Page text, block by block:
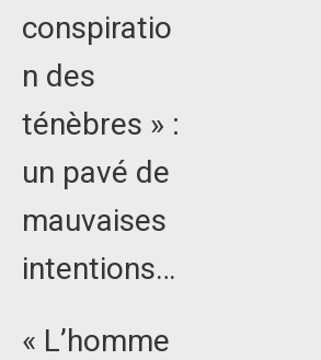
conspiratio
n des
ténèbres » :
un pavé de
mauvaises
intentions…
« L’homme